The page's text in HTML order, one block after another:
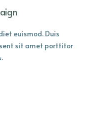
euismod. Duis
sit amet porttitor